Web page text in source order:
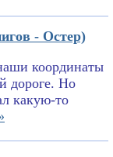
- Остер)
координаты
дороге. Но
какую-то